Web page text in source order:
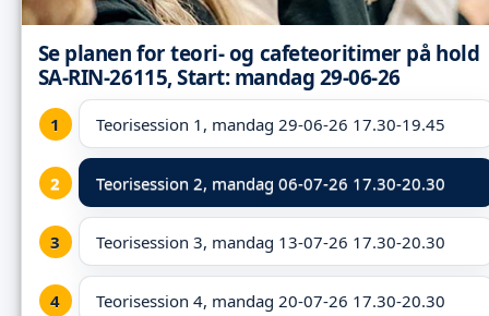
Se planen for teori- og cafeteoritimer på hold
SA-RIN-26115, Start: mandag 29-06-26
Teorisession 1, mandag 29-06-26 17.30-19.45
Teorisession 2, mandag 06-07-26 17.30-20.30
Teorisession 3, mandag 13-07-26 17.30-20.30
Teorisession 4, mandag 20-07-26 17.30-20.30